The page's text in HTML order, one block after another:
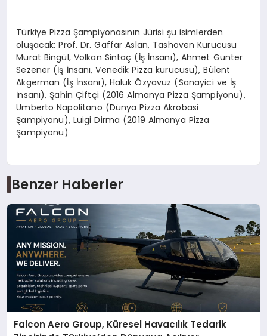
Türkiye Pizza Şampiyonasının Jürisi şu isimlerden
oluşacak: Prof. Dr. Gaffar Aslan, Tashoven Kurucusu
Murat Bingül, Volkan Sintaç (İş İnsanı), Ahmet Günter
Sezener (İş İnsanı, Venedik Pizza kurucusu), Bülent
Akgerman (İş İnsanı), Haluk Özyavuz (Sanayici ve İş
İnsanı), Şahin Çiftçi (2016 Almanya Pizza Şampiyonu),
Umberto Napolitano (Dünya Pizza Akrobasi
Şampiyonu), Luigi Dirma (2019 Almanya Pizza
Şampiyonu)
Benzer Haberler
Falcon Aero Group, Küresel Havacılık Tedarik